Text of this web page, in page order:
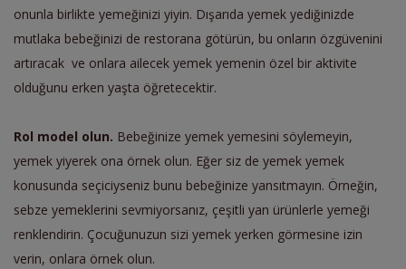
onunla birlikte yemeğinizi yiyin. Dışarıda yemek yediğinizde
mutlaka bebeğinizi de restorana götürün, bu onların özgüvenini
artıracak ve onlara ailecek yemek yemenin özel bir aktivite
olduğunu erken yaşta öğretecektir.
Rol model olun. Bebeğinize yemek yemesini söylemeyin,
yemek yiyerek ona örnek olun. Eğer siz de yemek yemek
konusunda seçiciyseniz bunu bebeğinize yansıtmayın. Örneğin,
sebze yemeklerini sevmiyorsanız, çeşitli yan ürünlerle yemeği
renklendirin. Çocuğunuzun sizi yemek yerken görmesine izin
verin, onlara örnek olun.